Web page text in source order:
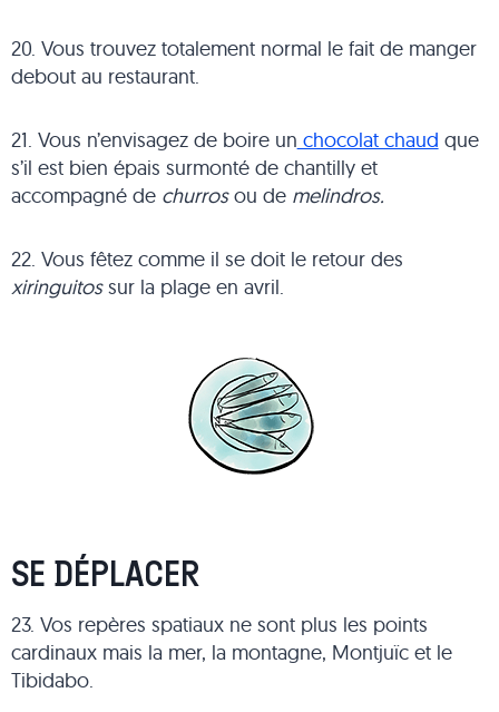
20. Vous trouvez totalement normal le fait de manger
debout au restaurant.
21. Vous n’envisagez de boire un chocolat chaud que
s’il est bien épais surmonté de chantilly et
accompagné de churrosou de melindros.
22. Vous fêtez comme il se doit le retour des
xiringuitossur la plage en avril.
SE DÉPLACER
23. Vos repères spatiaux ne sont plus les points
cardinaux mais la mer, la montagne, Montjuïc et le
Tibidabo.